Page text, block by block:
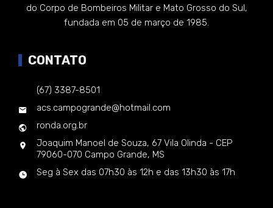
do Corpo de Bombeiros Militar e Mato Grosso do Sul,
fundada em 05 de março de 1985.
CONTATO
(67) 3387-8501
acs.campogrande@hotmail.com
ronda.org.br
Joaquim Manoel de Souza, 67 Vila Olinda - CEP
79060-070 Campo Grande, MS
Seg à Sex das 07h30 às 12h e das 13h30 às 17h